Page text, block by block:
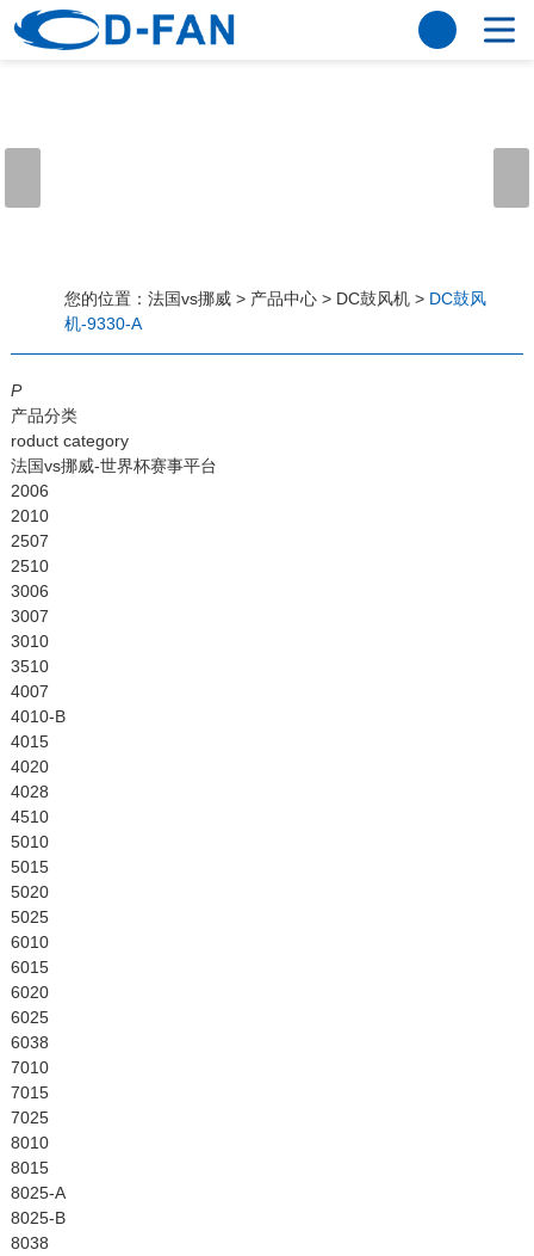
法国vs挪威
应用案例
工程案例
解决方案
新闻资讯
法国vs挪威
行业资讯
常见问题
法国vs挪威-世界杯赛事平台
联系方式
客户留言
人才招聘
English
您的位置： 法国vs挪威> 产品中心> DC鼓风机> DC鼓风
机-9330-A
P
产品分类
roduct category
法国vs挪威-世界杯赛事平台
2006
2010
2507
2510
3006
3007
3010
3510
4007
4010-B
4015
4020
4028
4510
5010
5015
5020
5025
6010
6015
6020
6025
6038
7010
7015
7025
8010
8015
8025-A
8025-B
8038